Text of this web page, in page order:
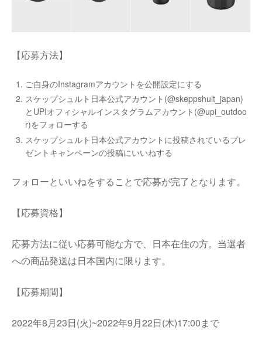
【応募方法】
ご自身のInstagramアカウントを公開設定にする
スケップシュルト日本公式アカウント(@skeppshult_japan)
とUPIオフィシャルインスタグラムアカウント(@upi_outdoo
r)をフォローする
スケップシュルト日本公式アカウントに投稿されているプレ
ゼントキャンペーンの投稿にいいねする
フォローといいねをすることで応募が完了となります。
【応募資格】
応募方法に従い応募可能な方で、日本在住の方。当選者
への商品発送は日本国内に限ります。
【応募期間】
2022年8月23日(火)~2022年9月22日(木)17:00まで